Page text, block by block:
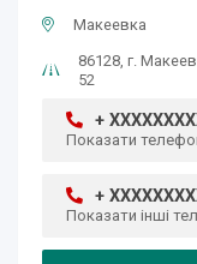
Макеевка
86128, г.
52
+
Показати
+
Показати інші